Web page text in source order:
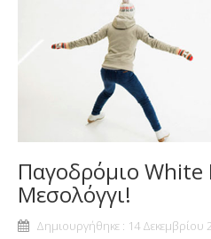
Παγοδρόμιο White
Μεσολόγγι!
Δημιουργήθηκε : 14 Δεκεμβρίου